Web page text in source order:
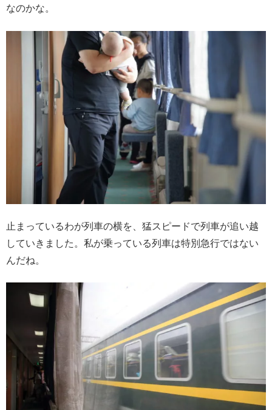
なのかな。
止まっているわが列車の横を、猛スピードで列車が追い越
していきました。私が乗っている列車は特別急行ではない
んだね。